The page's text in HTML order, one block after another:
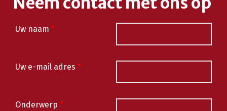
Uw naam *
Uw e-mail adres *
Onderwerp *